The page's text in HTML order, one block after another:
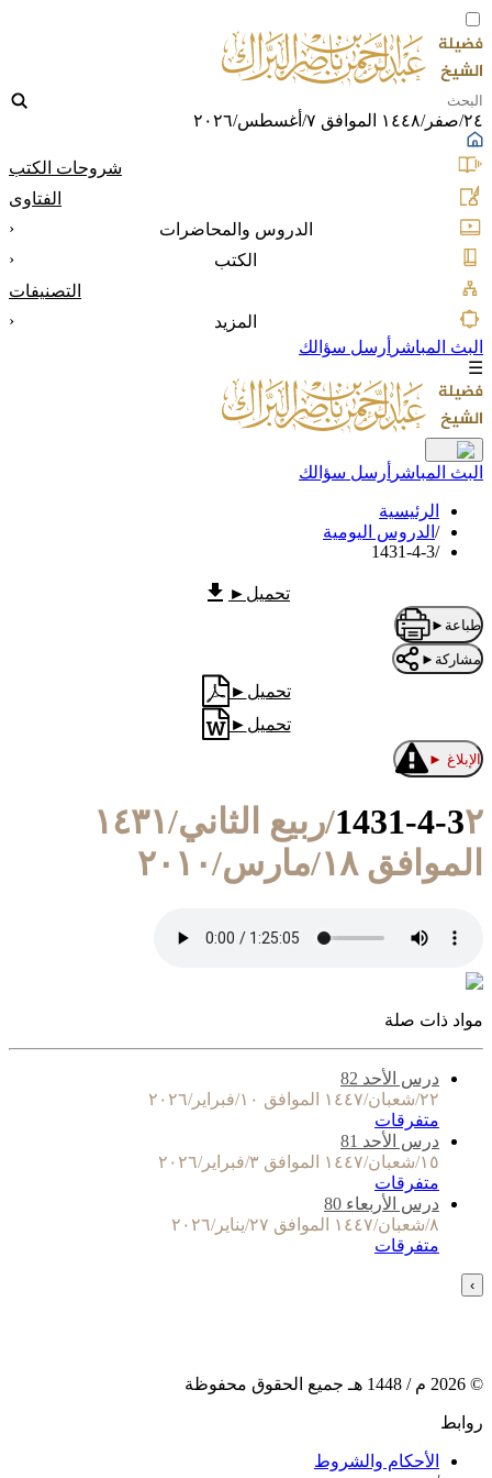
٢٤/صفر/١٤٤٨ الموافق ٧/أغسطس/٢٠٢٦
شروحات الكتب
الفتاوى
الدروس والمحاضرات
‹
الكتب
‹
التصنيفات
المزيد
‹
البث المباشر أرسل سؤالك
☰
البث المباشر أرسل سؤالك
الرئيسية
/ الدروس اليومية
/
1431-4-3
تحميل ►
طباعة ►
مشاركة ►
تحميل ►
تحميل ►
الإبلاغ ►
1431-4-3
٢/ربيع الثاني/١٤٣١
الموافق ١٨/مارس/٢٠١٠
مواد ذات صلة
درس الأحد 82
٢٢/شعبان/١٤٤٧ الموافق ١٠/فبراير/٢٠٢٦
متفرقات
درس الأحد 81
١٥/شعبان/١٤٤٧ الموافق ٣/فبراير/٢٠٢٦
متفرقات
درس الأربعاء 80
٨/شعبان/١٤٤٧ الموافق ٢٧/يناير/٢٠٢٦
متفرقات
›
©
2026 م / 1448 هـ جميع الحقوق محفوظة
روابط
الأحكام والشروط